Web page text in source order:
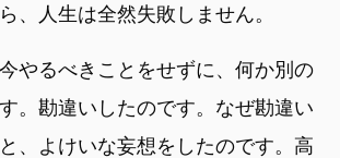
、人生は全然失敗しません。
やるべきことをせずに、何か別の
。勘違いしたのです。なぜ勘違い
、よけいな妄想をしたのです。高